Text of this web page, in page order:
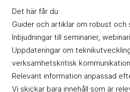
Det här får du
Guider och artiklar om robust och
Inbjudningar till seminarier,
Uppdateringar om
verksamhetskritisk kommunikation
Relevant information anpassad
Vi skickar bara innehåll som är